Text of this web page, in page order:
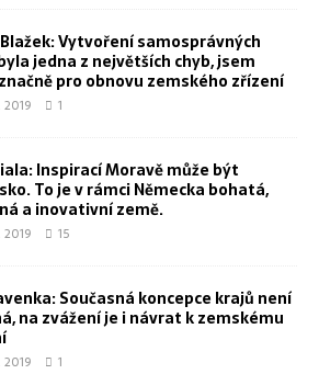
Vytvoření samosprávných
jedna z největších chyb, jsem
pro obnovu zemského zřízení
2019 1
Inspirací Moravě může být
To je v rámci Německa bohatá,
a inovativní země.
2019 15
Současná koncepce krajů není
na zvážení je i návrat k zemskému
2019 1